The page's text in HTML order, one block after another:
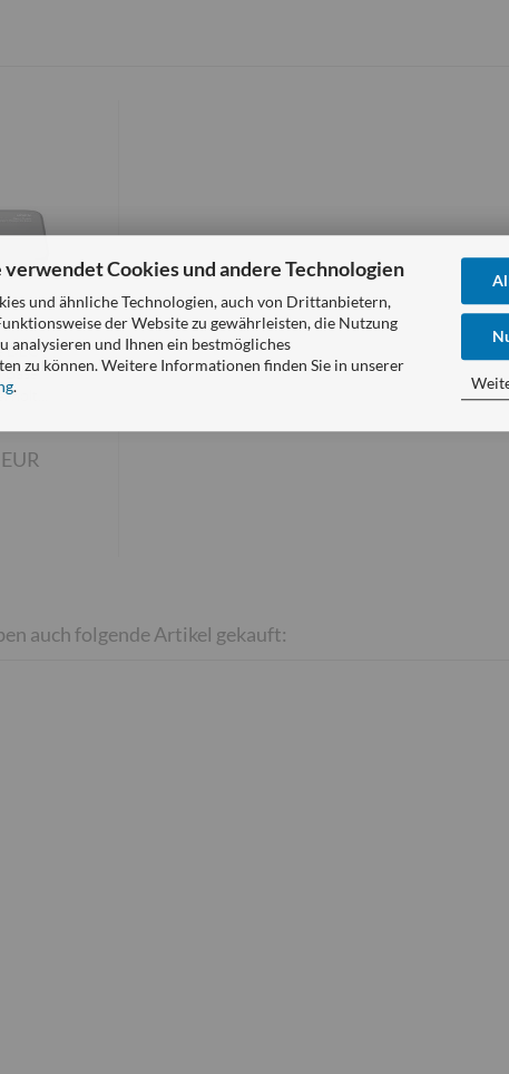
Cookies und andere Technologien
und ähnliche Technologien, auch von Drittanbietern,
der Website zu gewährleisten, die Nutzung
analysieren und Ihnen ein bestmögliches
zu können. Weitere Informationen finden Sie in unserer
.
DECT
Base
auch folgende Artikel gekauft: